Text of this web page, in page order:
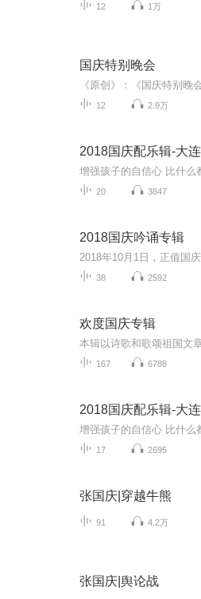
12 1万
国庆特别晚会
12 2.9万
2018国庆配乐辑-大
增强孩子的自信心 比什
20 3847
2018国庆吟诵专辑
38 2592
欢度国庆专辑
167 6788
2018国庆配乐辑-大
增强孩子的自信心 比什
17 2695
张国庆|穿越牛熊
91 4.2万
张国庆|舆论战